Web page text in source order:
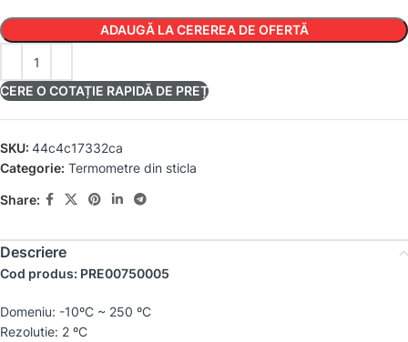
ADAUGĂ LA CEREREA DE OFERTĂ
CERE O COTAȚIE RAPIDĂ DE PREȚ
SKU: 44c4c17332ca
Categorie: Termometre din sticla
Share:
Descriere
Cod produs: PRE00750005
Domeniu: -10ºC ~ 250 ºC
Rezolutie: 2 ºC